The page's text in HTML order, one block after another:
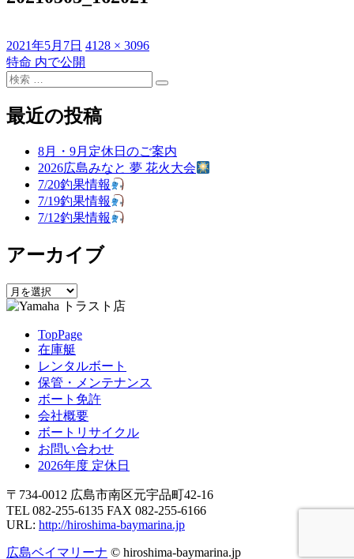
投
稿
日:
2021年5月7日 フ
ズ
4128 × 3096
投
稿
ナ
ョ
ン
特命 内で公開
検
対
象:
検
最近の投稿
8月・9月定休日のご案内
2026広島みなと 夢 花火大会
7/20釣果情報
7/19釣果情報
7/12釣果情報
アーカイブ
ア
ー
TopPage
在庫艇
レンタルボート
保管・メンテナンス
ボート免許
会社概要
ボートリサイクル
お問い合わせ
2026年度 定休日
〒734-0012 広島市南区元宇品町42-16
TEL 082-255-6135 FAX 082-255-6166
URL: http://hiroshima-baymarina.jp
広島ベイマリーナ © hiroshima-baymarina.jp